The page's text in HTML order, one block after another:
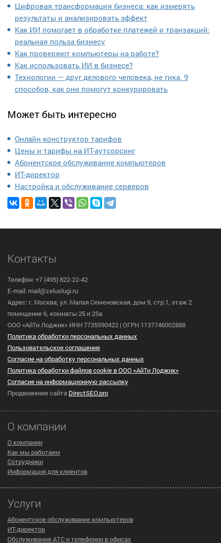
Цифровая трансформация бизнеса: как измерять
результаты и анализировать эффект
Как ИИ помогает в обработке платежей и транзакций:
реальная польза бизнесу
Как проверяют компьютеры на работе?
Как использовать ИИ в бизнесе?
Технологии — друг делового человека, не гика. 9
способов, как они помогут конкурировать
Может быть интересно
Онлайн конструктор тарифов
Цены и тарифы на ИТ-аутсорсинг
Абонентское обслуживание компьютеров
ИТ-директор
Настройка и обслуживание серверов
Контакты
Телефон: +7 (495) 822-22-42
E-mail: mail@zeluslugi.ru
Адрес: г. Москва, ул. Малая Семеновская, дом 9, стр.1, этаж 2
помещение 6, комнаты 25 и 25а
ООО «АйТи Лоджик» ИНН 7735590422 | ОГРН 1137746002888
Политика обработки персональных данных
Пользовательское cоглашение
Согласие на обработку персональных данных
Политика обработки файлов cookie в ООО «АйТи Лоджик»
Согласие на информационную рассылку
Продвижение сайта DirectSEO.pro
О компании
О компании
Как мы работаем
Сотрудники
Информация для клиентов
Услуги
Абонентское обслуживание компьютеров
ИТ-директор
Обслуживание АТС и телефонии в офисах